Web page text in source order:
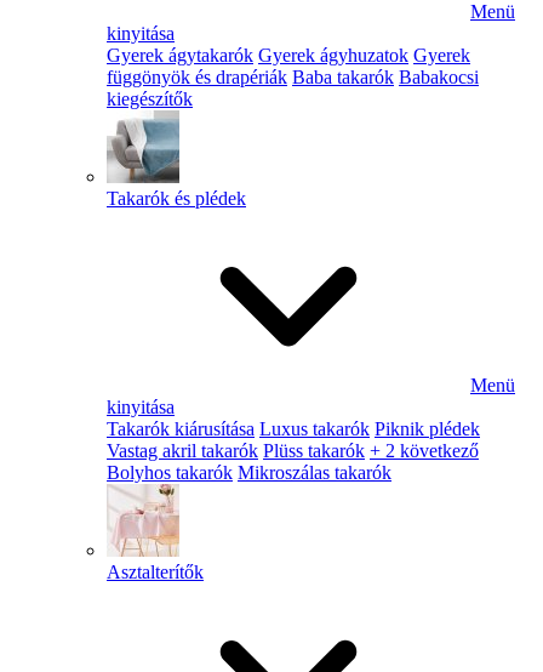
Menü
kinyitása
Gyerek ágytakarók Gyerek ágyhuzatok Gyerek
függönyök és drapériák Baba takarók Babakocsi
kiegészítők
Takarók és plédek
Menü
kinyitása
Takarók kiárusítása Luxus takarók Piknik plédek
Vastag akril takarók Plüss takarók + 2 következő
Bolyhos takarók Mikroszálas takarók
Asztalterítők